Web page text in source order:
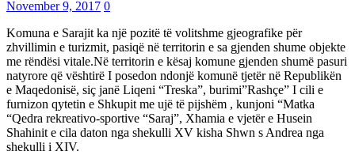
November 9, 2017 0
Komuna e Sarajit ka një pozitë të volitshme gjeografike për
zhvillimin e turizmit, pasiqë në territorin e sa gjenden shume objekte
me rëndësi vitale.Në territorin e kësaj komune gjenden shumë pasuri
natyrore që vështirë I posedon ndonjë komunë tjetër në Republikën
e Maqedonisë, siç janë Liqeni “Treska”, burimi”Rashçe” I cili e
furnizon qytetin e Shkupit me ujë të pijshëm , kunjoni “Matka
“Qedra rekreativo-sportive “Saraj”, Xhamia e vjetër e Husein
Shahinit e cila daton nga shekulli XV kisha Shwn s Andrea nga
shekulli i XIV.